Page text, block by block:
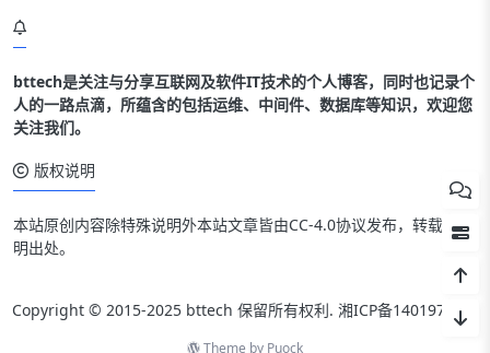
bttech是关注与分享互联网及软件IT技术的个人博客，同时也记录个
人的一路点滴，所蕴含的包括运维、中间件、数据库等知识，欢迎您
关注我们。
版权说明
本站原创内容除特殊说明外本站文章皆由CC-4.0协议发布，转载请注
明出处。
Copyright © 2015-2025 bttech 保留所有权利. 湘ICP备14019712号
Theme by Puock